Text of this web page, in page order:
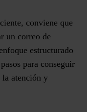
conviene que
un correo de
enfoque estructurado
para conseguir
la atención y